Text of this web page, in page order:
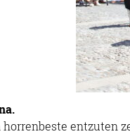
horrenbeste entzuten